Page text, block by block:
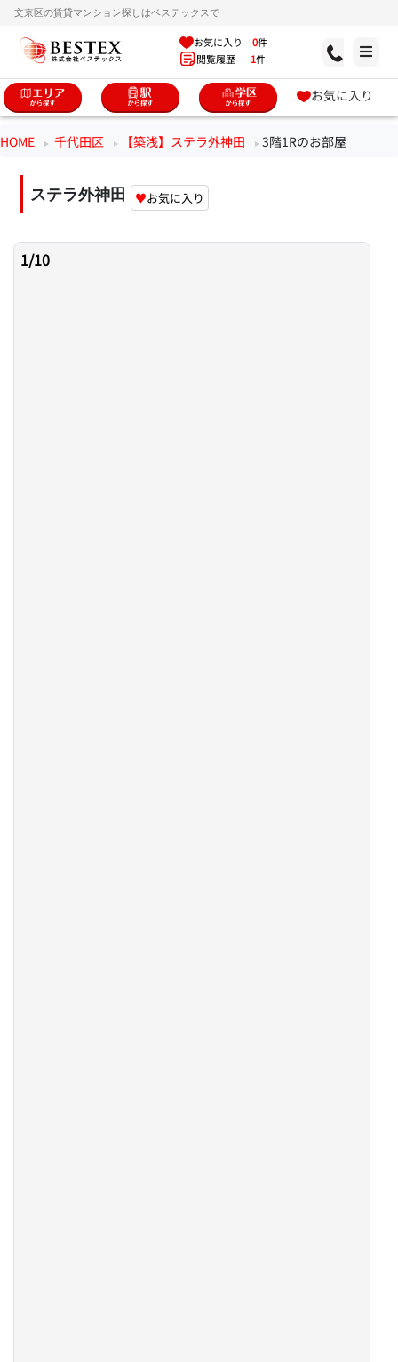
文京区の賃貸マンション探しはベステックスで
お気に入り 0件
閲覧履歴 1件
お気に入り
HOME 千代田区 【築浅】ステラ外神田 3階1Rのお部屋
ステラ外神田 ♥お気に入り
1/10